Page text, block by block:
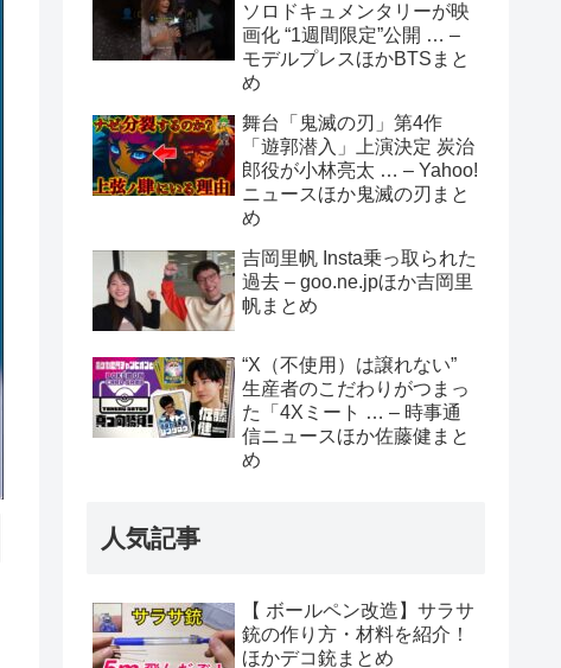
ソロドキュメンタリーが映
画化 “1週間限定”公開 … –
モデルプレスほかBTSまと
め
舞台「鬼滅の刃」第4作
「遊郭潜入」上演決定 炭治
郎役が小林亮太 … – Yahoo!
ニュースほか鬼滅の刃まと
め
吉岡里帆 Insta乗っ取られた
過去 – goo.ne.jpほか吉岡里
帆まとめ
“X（不使用）は譲れない”
生産者のこだわりがつまっ
た「4Xミート … – 時事通
信ニュースほか佐藤健まと
め
人気記事
【 ボールペン改造】サラサ
銃の作り方・材料を紹介！
ほかデコ銃まとめ